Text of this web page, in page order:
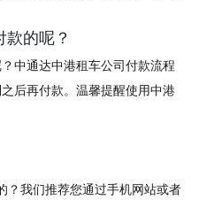
的呢？
中通达中港租车公司付款流程
后再付款。温馨提醒使用中港
？我们推荐您通过手机网站或者